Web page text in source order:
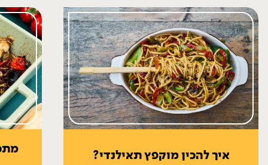
איך להכין מוקפץ תאילנדי?